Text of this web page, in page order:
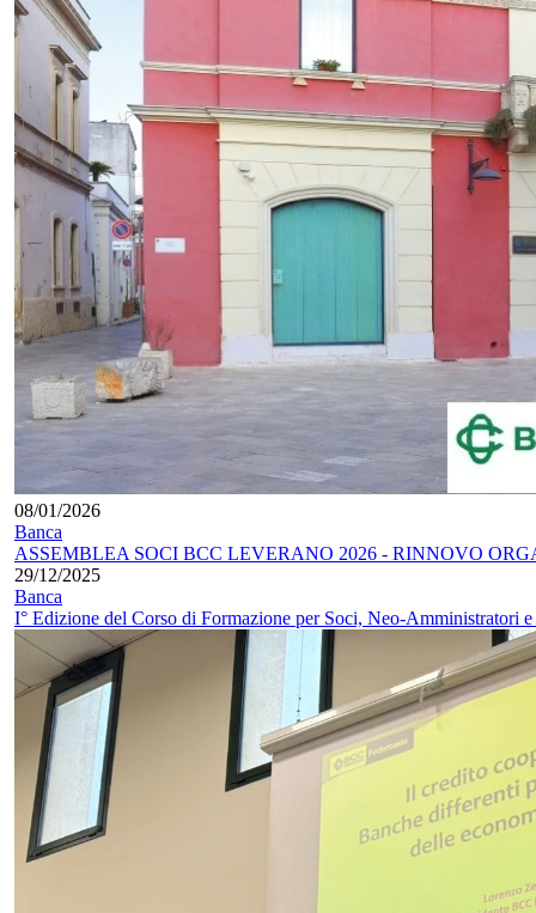
08/01/2026
Banca
ASSEMBLEA SOCI BCC LEVERANO 2026 - RINNOVO
29/12/2025
Banca
I° Edizione del Corso di Formazione per Soci, Neo-Amministratori